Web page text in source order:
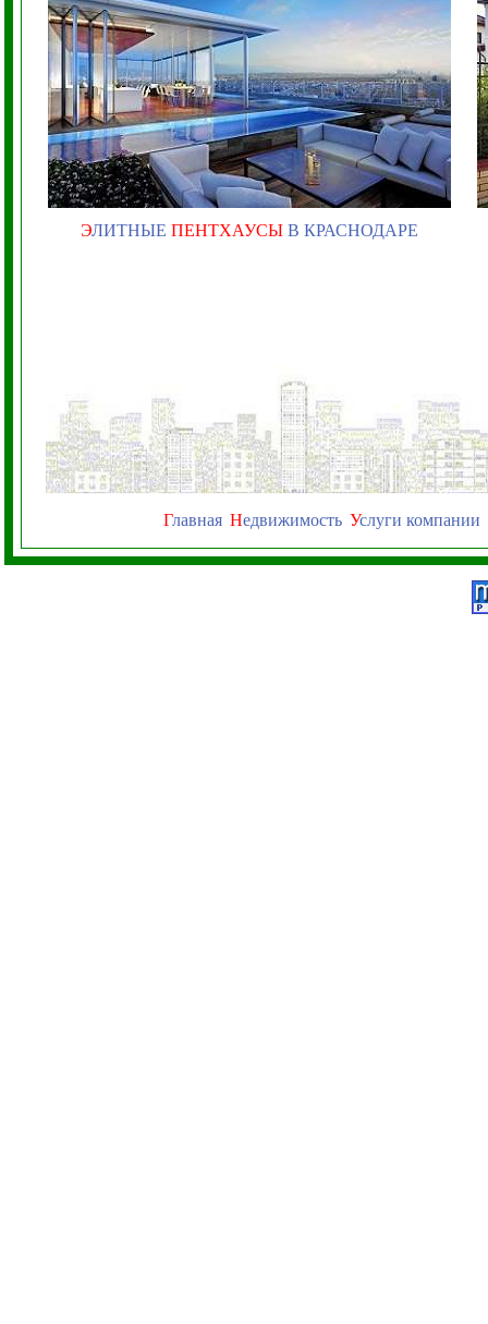
ЭЛИТНЫЕ ПЕНТХАУСЫ В КРАСНОДАРЕ
Главная Недвижимость Услуги компании